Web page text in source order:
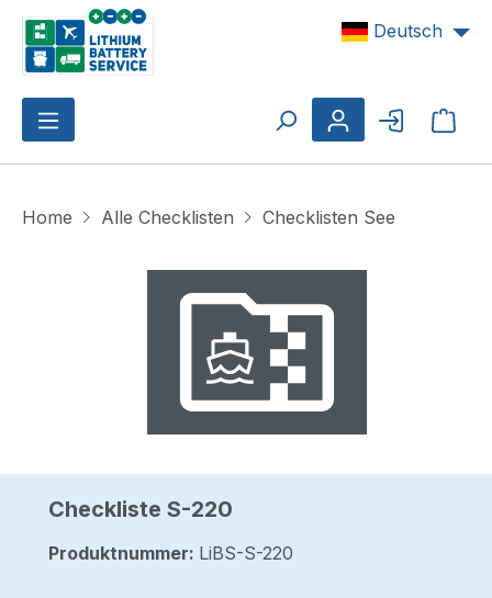
Zum Hauptinhalt springen Deutsch
Home Alle Checklisten
Checklisten See
Checkliste S-220
Produktnummer: LiBS-S-220